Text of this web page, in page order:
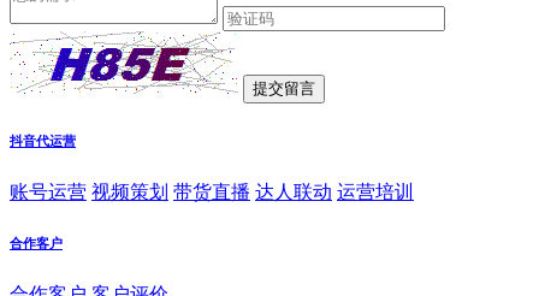
抖音代运营
账号运营 视频策划 带货直播 达人联动 运营培训
合作客户